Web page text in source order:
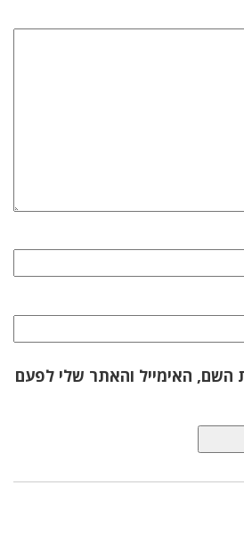
השם, האימייל והאתר שלי לפעם